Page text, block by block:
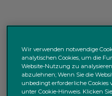
Wir verwenden notwendige
analytischen Cookies, um die
Website-Nutzung zu
abzulehnen; Wenn Sie die
unbedingt erforderliche
unter Cookie-Hinweis. Klicken